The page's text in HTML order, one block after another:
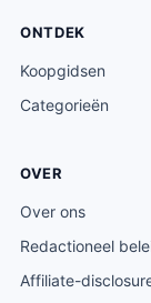
ONTDEK
Koopgidsen
Categorieën
OVER
Over ons
Redactioneel
Affiliate-